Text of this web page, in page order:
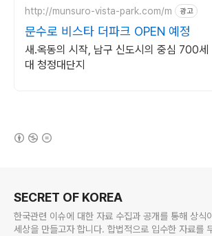
http://munsuro-vista-park.com/m 광고
문수로 비스타 더파크 OPEN 예정
새.옥동의 시작, 남구 신도시의 중심 700세
대 청정대단지
SECRET OF KOREA
한국관련 이슈에 대한 자료 수집과 공개를 통해 상식
세상을 만들고자 합니다. 합법적으로 입수한 자료를